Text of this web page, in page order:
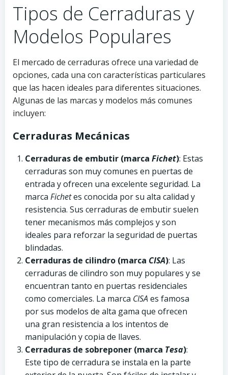
Tipos de Cerraduras y
Modelos Populares
El mercado de cerraduras ofrece una variedad de
opciones, cada una con características particulares
que las hacen ideales para diferentes situaciones.
Algunas de las marcas y modelos más comunes
incluyen:
Cerraduras Mecánicas
Cerraduras de embutir (marca Fichet): Estas
cerraduras son muy comunes en puertas de
entrada y ofrecen una excelente seguridad. La
marca Fichetes conocida por su alta calidad y
resistencia. Sus cerraduras de embutir suelen
tener mecanismos más complejos y son
ideales para reforzar la seguridad de puertas
blindadas.
Cerraduras de cilindro (marca CISA): Las
cerraduras de cilindro son muy populares y se
encuentran tanto en puertas residenciales
como comerciales. La marca CISAes famosa
por sus modelos de alta gama que ofrecen
una gran resistencia a los intentos de
manipulación y copia de llaves.
Cerraduras de sobreponer (marca Tesa):
Este tipo de cerradura se instala en la parte